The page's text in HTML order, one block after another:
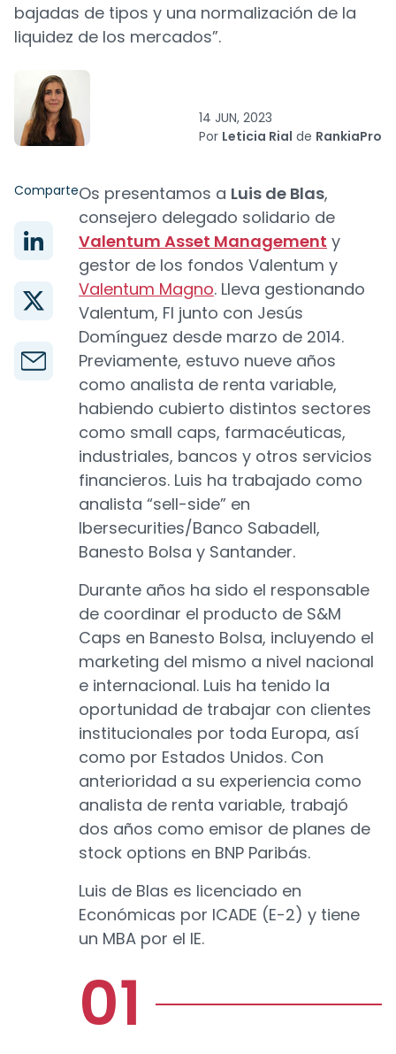
bajadas de tipos y una normalización de la
liquidez de los mercados”.
14 JUN, 2023
Por Leticia Rial de RankiaPro
ComparteOs presentamos a Luis de Blas,
consejero delegado solidario de
Valentum Asset Management y
gestor de los fondos Valentum y
Valentum Magno. Lleva gestionando
Valentum, FI junto con Jesús
Domínguez desde marzo de 2014.
Previamente, estuvo nueve años
como analista de renta variable,
habiendo cubierto distintos sectores
como small caps, farmacéuticas,
industriales, bancos y otros servicios
financieros. Luis ha trabajado como
analista “sell-side” en
Ibersecurities/Banco Sabadell,
Banesto Bolsa y Santander.
Durante años ha sido el responsable
de coordinar el producto de S&M
Caps en Banesto Bolsa, incluyendo el
marketing del mismo a nivel nacional
e internacional. Luis ha tenido la
oportunidad de trabajar con clientes
institucionales por toda Europa, así
como por Estados Unidos. Con
anterioridad a su experiencia como
analista de renta variable, trabajó
dos años como emisor de planes de
stock options en BNP Paribás.
Luis de Blas es licenciado en
Económicas por ICADE (E-2) y tiene
un MBA por el IE.